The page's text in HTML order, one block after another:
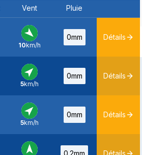
Vent Pluie
NO -
10km/h
0mm Détails
SO
5km/h
0mm Détails
SO
5km/h
0mm Détails
0.2mm Détails